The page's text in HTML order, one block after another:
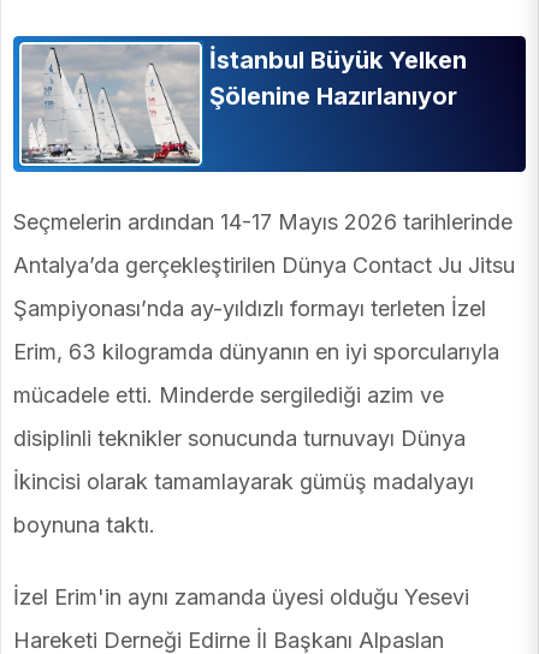
İstanbul Büyük Yelken
Şölenine Hazırlanıyor
Seçmelerin ardından 14-17 Mayıs 2026 tarihlerinde
Antalya’da gerçekleştirilen Dünya Contact Ju Jitsu
Şampiyonası’nda ay-yıldızlı formayı terleten İzel
Erim, 63 kilogramda dünyanın en iyi sporcularıyla
mücadele etti. Minderde sergilediği azim ve
disiplinli teknikler sonucunda turnuvayı Dünya
İkincisi olarak tamamlayarak gümüş madalyayı
boynuna taktı.
İzel Erim'in aynı zamanda üyesi olduğu Yesevi
Hareketi Derneği Edirne İl Başkanı Alpaslan